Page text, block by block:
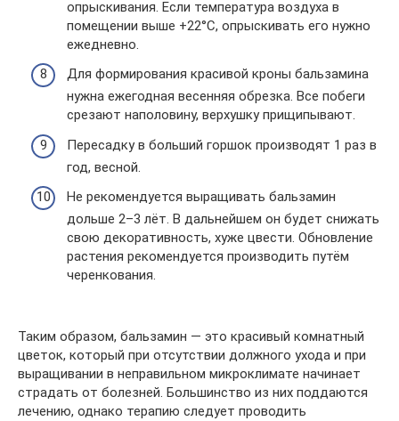
опрыскивания. Если температура воздуха в
помещении выше +22°С, опрыскивать его нужно
ежедневно.
Для формирования красивой кроны бальзамина
нужна ежегодная весенняя обрезка. Все побеги
срезают наполовину, верхушку прищипывают.
Пересадку в больший горшок производят 1 раз в
год, весной.
Не рекомендуется выращивать бальзамин
дольше 2–3 лёт. В дальнейшем он будет снижать
свою декоративность, хуже цвести. Обновление
растения рекомендуется производить путём
черенкования.
Таким образом, бальзамин — это красивый комнатный
цветок, который при отсутствии должного ухода и при
выращивании в неправильном микроклимате начинает
страдать от болезней. Большинство из них поддаются
лечению, однако терапию следует проводить